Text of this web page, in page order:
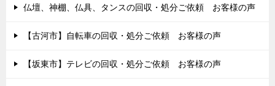
仏壇、神棚、仏具、タンスの回収・処分ご依頼 お客様の声
【古河市】自転車の回収・処分ご依頼 お客様の声
【坂東市】テレビの回収・処分ご依頼 お客様の声